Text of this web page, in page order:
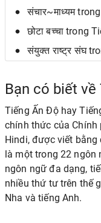
संचार~माध्यम
छोटा बच्चा trong
संयुक्त राष्ट्र संघ
Bạn có biết
Tiếng Ấn Độ hay
chính thức của Chính
Hindi, được viết
là một trong 22
ngôn ngữ đa dạng,
nhiều thứ tư trên thế
Nha và tiếng Anh.